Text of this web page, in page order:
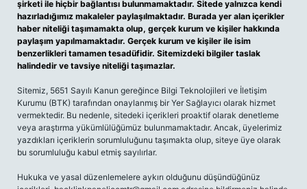
şirketi ile hiçbir bağlantısı bulunmamaktadır. Sitede yalnızca kendi
hazırladığımız makaleler paylaşılmaktadır. Burada yer alan içerikler
haber niteliği taşımamakta olup, gerçek kurum ve kişiler hakkında
paylaşım yapılmamaktadır. Gerçek kurum ve kişiler ile isim
benzerlikleri tamamen tesadüfidir. Sitemizdeki bilgiler taslak
halindedir ve tavsiye niteliği taşımazlar.
Sitemiz, 5651 Sayılı Kanun gereğince Bilgi Teknolojileri ve İletişim
Kurumu (BTK) tarafından onaylanmış bir Yer Sağlayıcı olarak hizmet
vermektedir. Bu nedenle, sitedeki içerikleri proaktif olarak denetleme
veya araştırma yükümlülüğümüz bulunmamaktadır. Ancak, üyelerimiz
yazdıkları içeriklerin sorumluluğunu taşımakta olup, siteye üye olarak
bu sorumluluğu kabul etmiş sayılırlar.
Hukuka ve yasal düzenlemelere aykırı olduğunu düşündüğünüz